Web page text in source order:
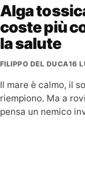
Alga
coste più
la salute
FILIPPO DEL DUCA16
Il mare è calmo, il
riempiono. Ma a
pensa un nemico